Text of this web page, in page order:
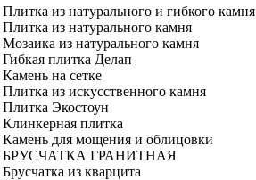
Плитка из натурального и гибкого камня
Плитка из натурального камня
Мозаика из натурального камня
Гибкая плитка Делап
Камень на сетке
Плитка из искусственного камня
Плитка Экостоун
Клинкерная плитка
Камень для мощения и облицовки
БРУСЧАТКА ГРАНИТНАЯ
Брусчатка из кварцита